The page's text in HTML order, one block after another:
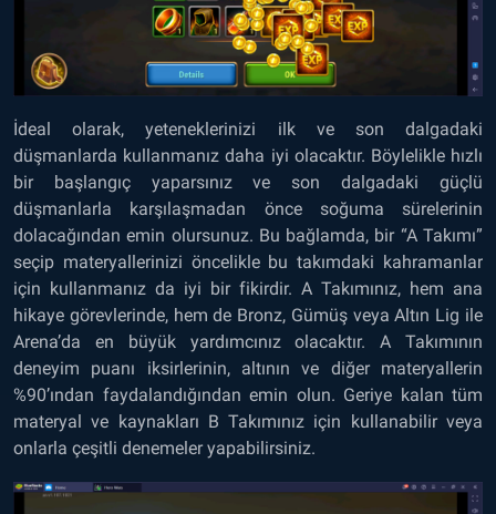
İdeal olarak, yeteneklerinizi ilk ve son dalgadaki
düşmanlarda kullanmanız daha iyi olacaktır. Böylelikle hızlı
bir başlangıç yaparsınız ve son dalgadaki güçlü
düşmanlarla karşılaşmadan önce soğuma sürelerinin
dolacağından emin olursunuz. Bu bağlamda, bir “A Takımı”
seçip materyallerinizi öncelikle bu takımdaki kahramanlar
için kullanmanız da iyi bir fikirdir. A Takımınız, hem ana
hikaye görevlerinde, hem de Bronz, Gümüş veya Altın Lig ile
Arena’da en büyük yardımcınız olacaktır. A Takımının
deneyim puanı iksirlerinin, altının ve diğer materyallerin
%90’ından faydalandığından emin olun. Geriye kalan tüm
materyal ve kaynakları B Takımınız için kullanabilir veya
onlarla çeşitli denemeler yapabilirsiniz.